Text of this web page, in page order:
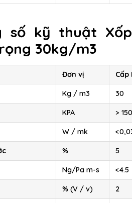
số kỹ thuật Xốp
30kg/m3
Đơn vị Cấp III
Kg / m3 30
KPA > 150
W / mk
% 5
Ng/Pa m-s <4.5
% (V / v) 2